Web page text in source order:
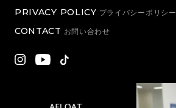
PRIVACY POLICY プライバシーポリシー
CONTACT お問い合わせ